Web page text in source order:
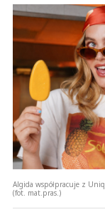
Algida współpracuje z
(fot. mat.pras.)